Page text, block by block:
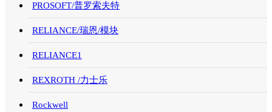
PROSOFT/普罗索夫特
RELIANCE/瑞恩/模块
RELIANCE1
REXROTH /力士乐
Rockwell